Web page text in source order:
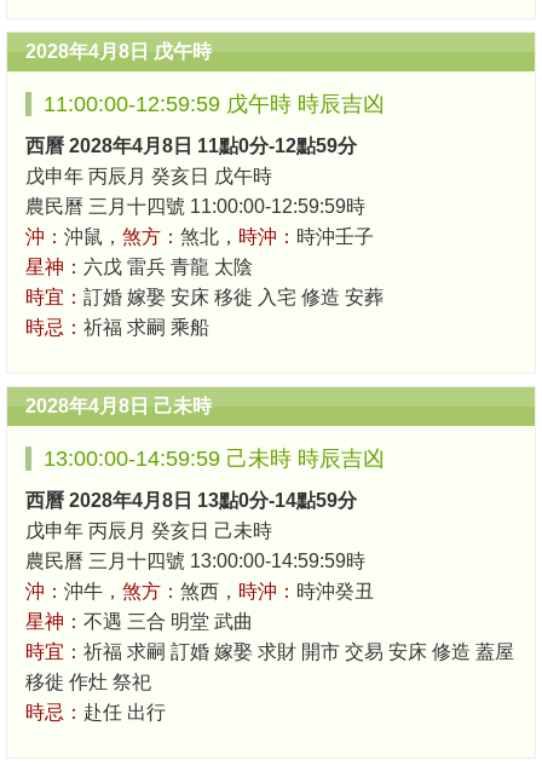
2028年4月8日 戊午時
11:00:00-12:59:59 戊午時 時辰吉凶
西曆 2028年4月8日 11點0分-12點59分
戊申年 丙辰月 癸亥日 戊午時
農民曆 三月十四號 11:00:00-12:59:59時
沖： 沖鼠， 煞方： 煞北， 時沖： 時沖壬子
星神： 六戊 雷兵 青龍 太陰
時宜： 訂婚 嫁娶 安床 移徙 入宅 修造 安葬
時忌： 祈福 求嗣 乘船
2028年4月8日 己未時
13:00:00-14:59:59 己未時 時辰吉凶
西曆 2028年4月8日 13點0分-14點59分
戊申年 丙辰月 癸亥日 己未時
農民曆 三月十四號 13:00:00-14:59:59時
沖： 沖牛， 煞方： 煞西， 時沖： 時沖癸丑
星神： 不遇 三合 明堂 武曲
時宜： 祈福 求嗣 訂婚 嫁娶 求財 開市 交易 安床 修造 蓋屋
移徙 作灶 祭祀
時忌： 赴任 出行